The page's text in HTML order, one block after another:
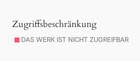
Zugriffsbeschränkung
DAS WERK IST NICHT ZUGREIFBAR